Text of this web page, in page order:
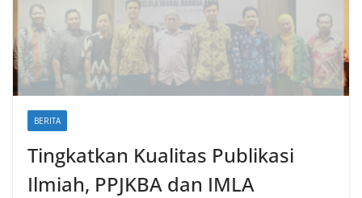
BERITA
Tingkatkan Kualitas Publikasi
Ilmiah, PPJKBA dan IMLA